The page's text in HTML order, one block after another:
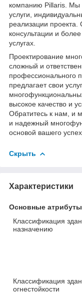
компанию Pillaris. Мы
услуги,
реализации
консультации и
услугах.
Проектирование
сложный и
профессионального
предлагает свои
высокое качество и
Обратитесь к нам, и
и надежный
основой вашего
Скрыть
Характеристики
Основные атрибуты
Классификация
назначению
Классификация
огнестойкости